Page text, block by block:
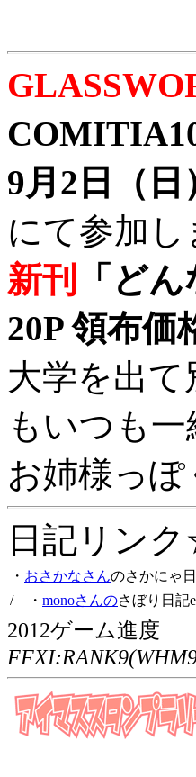
9月2日（日
にて参加し
新刊
「ど
20P 領布価
大学を出
もいつも
お姉様っ
日記リン
・ おさかなさんのさかにゃ
/ ・ monoさんのさぼり日記
2012ゲーム進度